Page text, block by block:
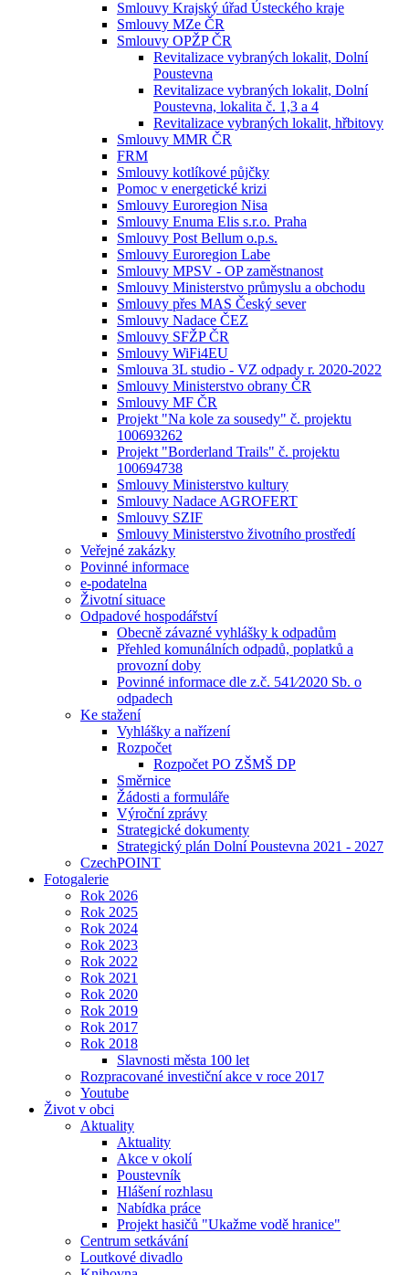
Smlouvy Krajský úřad Ústeckého kraje
Smlouvy MZe ČR
Smlouvy OPŽP ČR
Revitalizace vybraných lokalit, Dolní
Poustevna
Revitalizace vybraných lokalit, Dolní
Poustevna, lokalita č. 1,3 a 4
Revitalizace vybraných lokalit, hřbitovy
Smlouvy MMR ČR
FRM
Smlouvy kotlíkové půjčky
Pomoc v energetické krizi
Smlouvy Euroregion Nisa
Smlouvy Enuma Elis s.r.o. Praha
Smlouvy Post Bellum o.p.s.
Smlouvy Euroregion Labe
Smlouvy MPSV - OP zaměstnanost
Smlouvy Ministerstvo průmyslu a obchodu
Smlouvy přes MAS Český sever
Smlouvy Nadace ČEZ
Smlouvy SFŽP ČR
Smlouvy WiFi4EU
Smlouva 3L studio - VZ odpady r. 2020-2022
Smlouvy Ministerstvo obrany ČR
Smlouvy MF ČR
Projekt "Na kole za sousedy" č. projektu
100693262
Projekt "Borderland Trails" č. projektu
100694738
Smlouvy Ministerstvo kultury
Smlouvy Nadace AGROFERT
Smlouvy SZIF
Smlouvy Ministerstvo životního prostředí
Veřejné zakázky
Povinné informace
e-podatelna
Životní situace
Odpadové hospodářství
Obecně závazné vyhlášky k odpadům
Přehled komunálních odpadů, poplatků a
provozní doby
Povinné informace dle z.č. 541⁄2020 Sb. o
odpadech
Ke stažení
Vyhlášky a nařízení
Rozpočet
Rozpočet PO ZŠMŠ DP
Směrnice
Žádosti a formuláře
Výroční zprávy
Strategické dokumenty
Strategický plán Dolní Poustevna 2021 - 2027
CzechPOINT
Fotogalerie
Rok 2026
Rok 2025
Rok 2024
Rok 2023
Rok 2022
Rok 2021
Rok 2020
Rok 2019
Rok 2017
Rok 2018
Slavnosti města 100 let
Rozpracované investiční akce v roce 2017
Youtube
Život v obci
Aktuality
Aktuality
Akce v okolí
Poustevník
Hlášení rozhlasu
Nabídka práce
Projekt hasičů "Ukažme vodě hranice"
Centrum setkávání
Loutkové divadlo